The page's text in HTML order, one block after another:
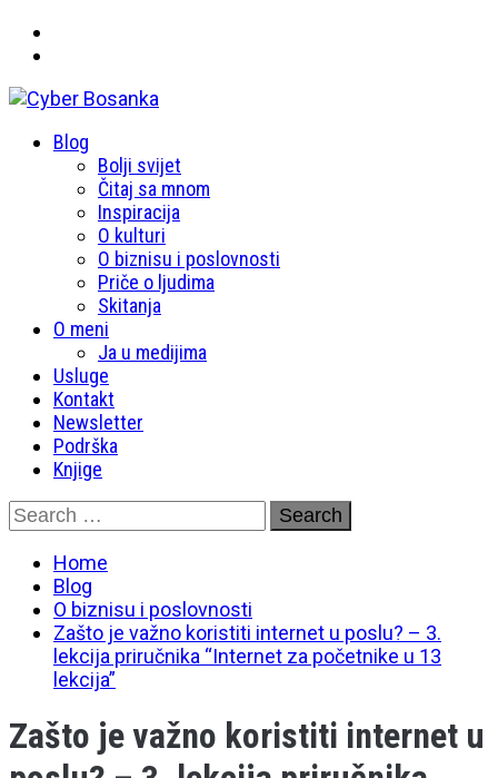
Cyber Bosanka
Primary
Blog
Bolji svijet
Čitaj sa mnom
Inspiracija
O kulturi
O biznisu i poslovnosti
Priče o ljudima
Skitanja
O meni
Ja u medijima
Usluge
Kontakt
Newsletter
Podrška
Knjige
Skip
to
content
Search
for:
Home
Blog
O biznisu i poslovnosti
Zašto je važno koristiti internet u poslu? – 3.
lekcija priručnika “Internet za početnike u 13
lekcija”
Zašto je važno koristiti internet u